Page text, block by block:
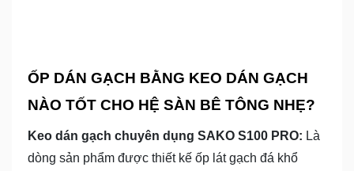
ỐP DÁN GẠCH BẰNG KEO DÁN GẠCH
NÀO TỐT CHO HỆ SÀN BÊ TÔNG NHẸ?
Keo dán gạch chuyên dụng SAKO S100 PRO: Là
dòng sản phẩm được thiết kế ốp lát gạch đá khổ